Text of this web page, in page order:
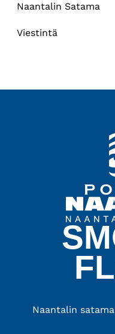
Naantalin Satama
Viestintä
Naantalin satama